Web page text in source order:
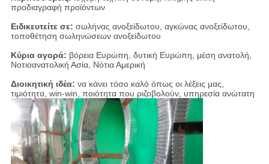
προδιαγραφή προϊόντων
Ειδικευτείτε σε: σωλήνας ανοξείδωτου, αγκώνας ανοξείδωτου,
τοποθέτηση σωληνώσεων ανοξείδωτου
Κύρια αγορά: βόρεια Ευρώπη, δυτική Ευρώπη, μέση ανατολή,
Νοτιοανατολική Ασία, Νότια Αμερική
Διοικητική ιδέα: να κάνει τόσο καλό όπως οι λέξεις μας,
τιμιότητα, win-win, ποιότητα που ριζοβολούν, υπηρεσία ανώτατη